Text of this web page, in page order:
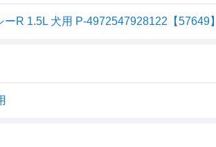
R 1.5L 犬用 P-4972547928122【57649】